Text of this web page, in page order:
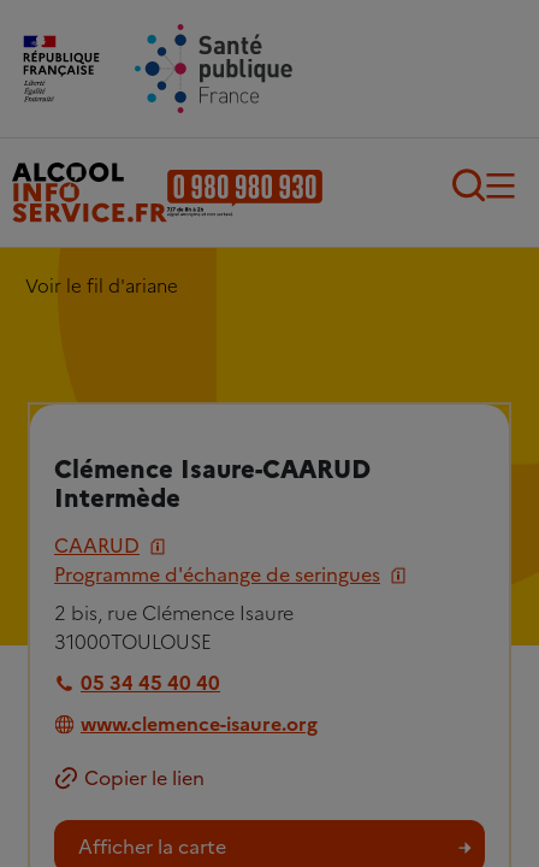
Aller au contenu principal
Voir le fil d'ariane
Clémence Isaure-CAARUD
Intermède
CAARUD
Programme d'échange de seringues
2 bis, rue Clémence Isaure
31000TOULOUSE
05 34 45 40 40
www.clemence-isaure.org
Copier le lien
Afficher la carte